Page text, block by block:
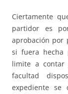
Ciertamente
partidor es
aprobación por
si fuera hecha
limite a
facultad
expediente se